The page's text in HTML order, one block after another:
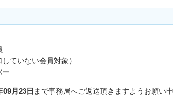
ていない会員対象）
ー
09月23日 まで事務局へご返送頂きますようお願い申